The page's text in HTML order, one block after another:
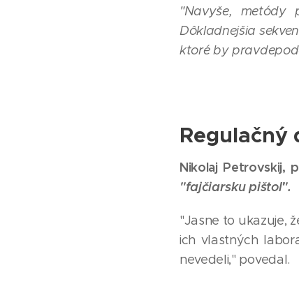
"Navyše, metódy
Dôkladnejšia
ktoré by
Nikolaj Petrovskij,
"fajčiarsku pištoľ".
"Jasne to ukazuje,
ich vlastných
nevedeli," povedal.